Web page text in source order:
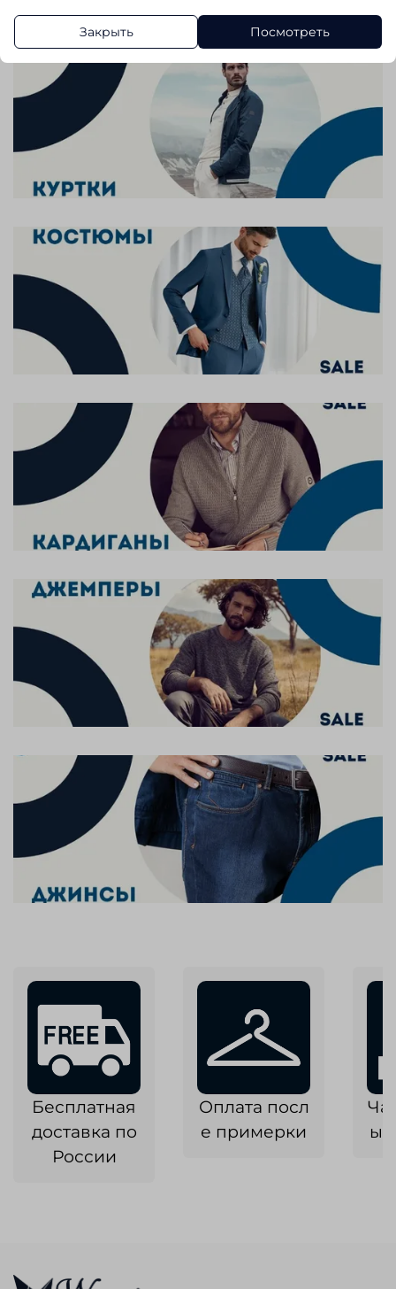
Бесплатная
доставка по
России
Оплата посл
е примерки
Закрыть Посмотреть